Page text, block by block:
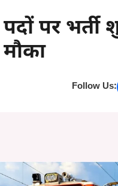
पर भर्ती
Follow Us: